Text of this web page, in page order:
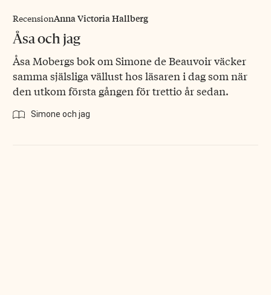
RecensionAnna Victoria Hallberg
Åsa och jag
Åsa Mobergs bok om Simone de Beauvoir väcker
samma själsliga vällust hos läsaren i dag som när
den utkom första gången för trettio år sedan.
Simone och jag